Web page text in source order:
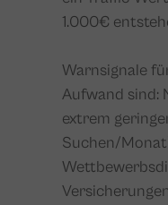
1.000€
Warnsignale
Aufwand sind:
extrem
Suchen/